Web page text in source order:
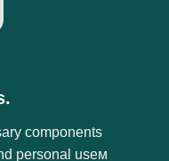
components
personal useм